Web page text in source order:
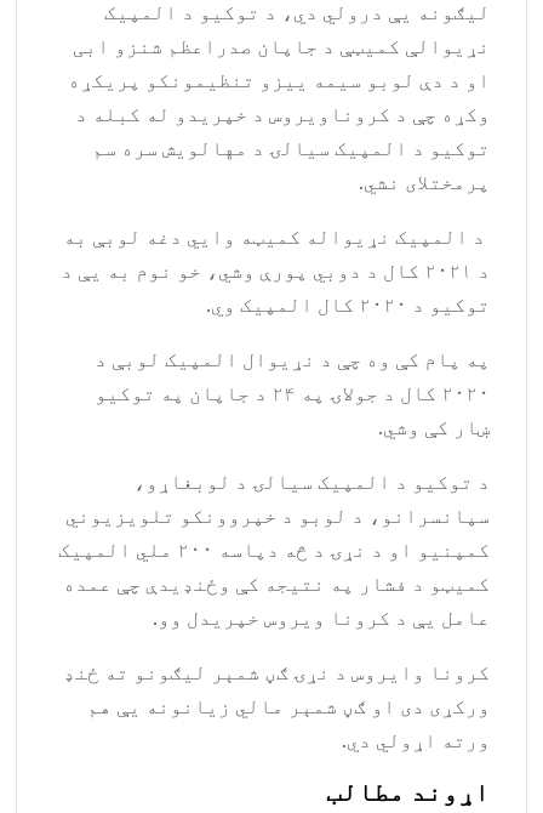
لیګونه یې درولي دي، د توکیو د المپیک
نړیوالې کمیټې د جاپان صدراعظم شنزو ابی
او د دې لوبو سیمه ییزو تنظیمونکو پریکړه
وکړه چې د کروناویروس د خپریدو له کبله د
توکیو د المپیک سیالۍ د مهالویش سره سم
پرمختلای نشي.
د المپیک نړیواله کمیټه وایي دغه لوبې به
د ۲۰۲۱ کال د دوبي پورې وشي، خو نوم به یې د
توکیو د ۲۰۲۰ کال المپیک وي.
په پام کې وه چې د نړیوال المپیک لوبې د
۲۰۲۰ کال د جولاۍ په ۲۴ د جاپان په توکیو
ښار کې وشي.
د توکیو د المپیک سیالۍ د لوبغاړو،
سپانسرانو، د لوبو د خپروونکو تلویزیوني
کمپنیو او د نړۍ د څه دپاسه ۲۰۰ ملي المپیک
کمیټو د فشار په نتیجه کې وځنډیدې چې عمده
عامل یې د کرونا ویروس خپریدل وو.
کرونا وایروس د نړۍ ګڼ شمېر لیګونو ته ځنډ
ورکړی دی او ګڼ شمېر مالي زیانونه یې هم
ورته اړولي دي.
اړوند مطالب